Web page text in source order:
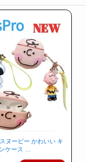
ヌーピー かわいい キ
ケース …